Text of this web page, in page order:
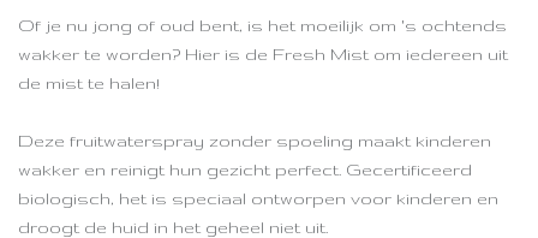
Of je nu jong of oud bent, is het moeilijk om 's ochtends
wakker te worden? Hier is de Fresh Mist om iedereen uit
de mist te halen!
Deze fruitwaterspray zonder spoeling maakt kinderen
wakker en reinigt hun gezicht perfect. Gecertificeerd
biologisch, het is speciaal ontworpen voor kinderen en
droogt de huid in het geheel niet uit.